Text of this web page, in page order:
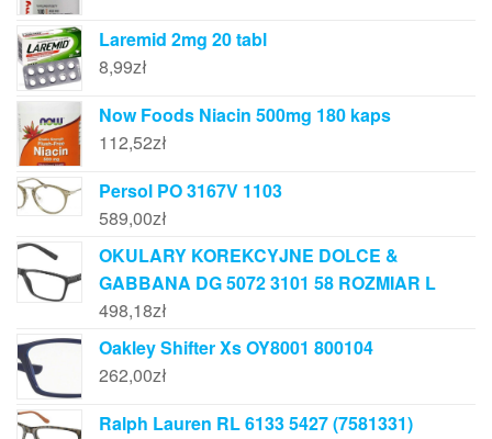
Laremid 2mg 20 tabl
8,99zł
Now Foods Niacin 500mg 180 kaps
112,52zł
Persol PO 3167V 1103
589,00zł
OKULARY KOREKCYJNE DOLCE &
GABBANA DG 5072 3101 58 ROZMIAR L
498,18zł
Oakley Shifter Xs OY8001 800104
262,00zł
Ralph Lauren RL 6133 5427 (7581331)